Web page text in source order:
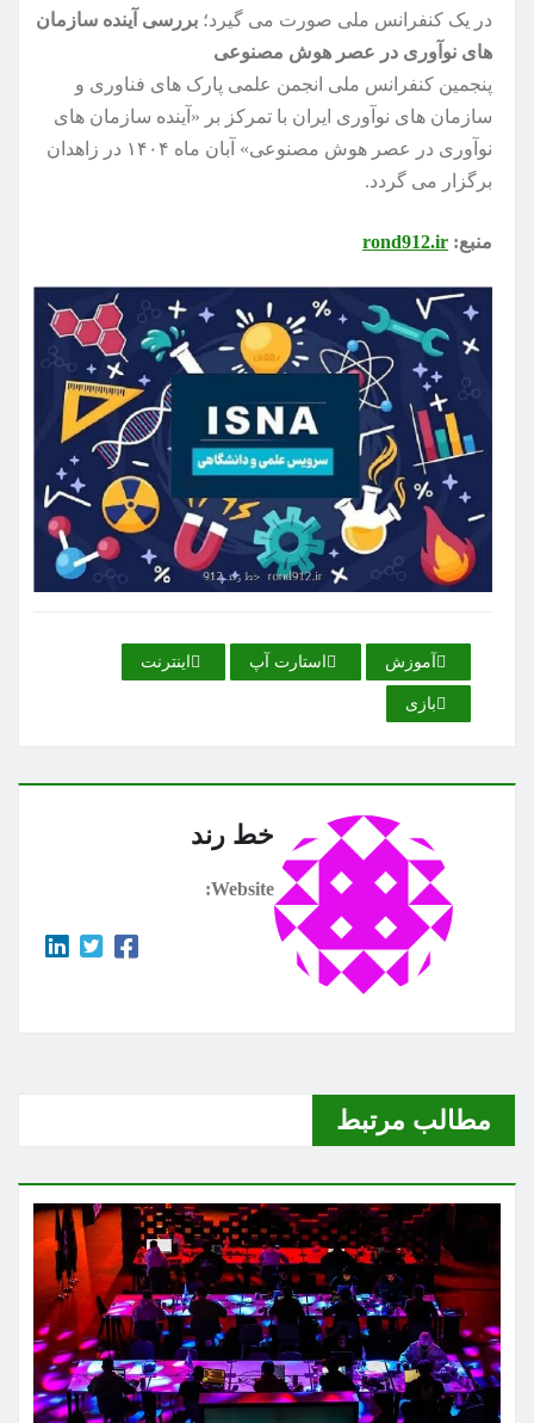
در یک کنفرانس ملی صورت می گیرد؛ بررسی آینده سازمان
های نوآوری در عصر هوش مصنوعی
پنجمین کنفرانس ملی انجمن علمی پارک های فناوری و
سازمان های نوآوری ایران با تمرکز بر «آینده سازمان های
نوآوری در عصر هوش مصنوعی» آبان ماه ۱۴۰۴ در زاهدان
برگزار می گردد.
منبع: rond912.ir
آموزش استارت آپ اینترنت
بازی
خط رند
Website:
مطالب مرتبط